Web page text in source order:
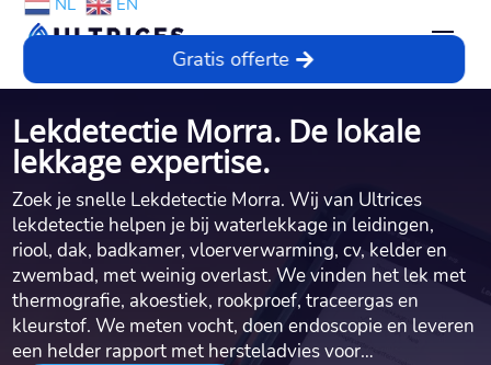
NL EN
Gratis offerte
Lekdetectie Morra. De lokale
lekkage expertise.
Zoek je snelle Lekdetectie Morra. Wij van Ultrices
lekdetectie helpen je bij waterlekkage in leidingen,
riool, dak, badkamer, vloerverwarming, cv, kelder en
zwembad, met weinig overlast. We vinden het lek met
thermografie, akoestiek, rookproef, traceergas en
kleurstof. We meten vocht, doen endoscopie en leveren
een helder rapport met hersteladvies voor…